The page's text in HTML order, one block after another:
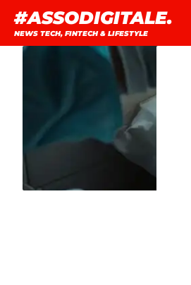
contenuto
#ASSODIGITALE.
NEWS TECH, FINTECH & LIFESTYLE